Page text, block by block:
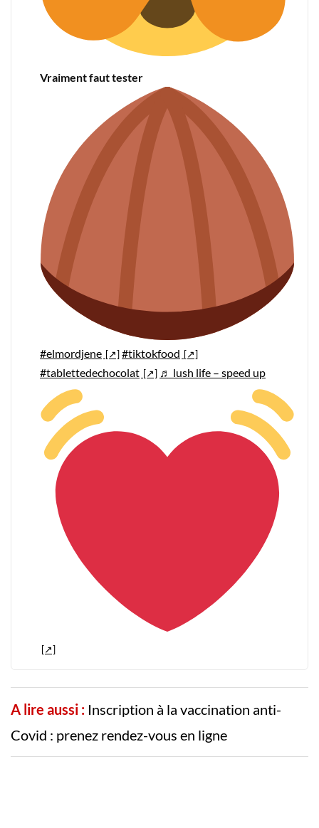
Vraiment faut tester
#elmordjene
#tiktokfood
#tablettedechocolat
♬ lush life – speed up
A lire aussi : Inscription à la vaccination anti-
Covid : prenez rendez-vous en ligne